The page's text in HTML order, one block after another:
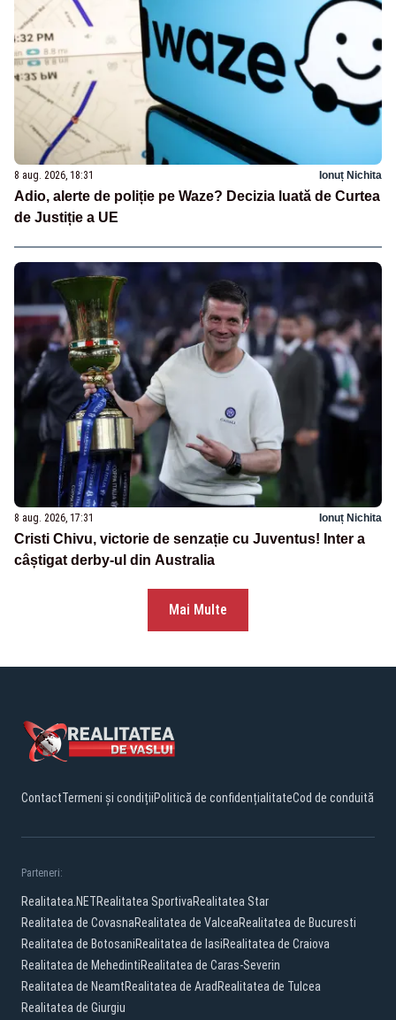
8 aug. 2026, 18:31 Ionuț Nichita
Adio, alerte de poliție pe Waze? Decizia luată de Curtea
de Justiție a UE
8 aug. 2026, 17:31 Ionuț Nichita
Cristi Chivu, victorie de senzație cu Juventus! Inter a
câștigat derby-ul din Australia
Mai Multe
ContactTermeni și condițiiPolitică de confidențialitateCod de conduită
Parteneri:
Realitatea.NETRealitatea SportivaRealitatea Star
Realitatea de CovasnaRealitatea de ValceaRealitatea de Bucuresti
Realitatea de BotosaniRealitatea de IasiRealitatea de Craiova
Realitatea de MehedintiRealitatea de Caras-Severin
Realitatea de NeamtRealitatea de Arad Realitatea de Tulcea
Realitatea de Giurgiu